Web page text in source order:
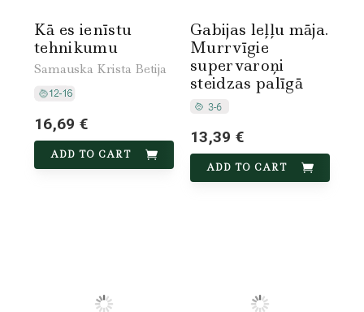
Kā es ienīstu
tehnikumu
Samauska Krista Betija
16,69 €
ADD TO CART
Gabijas leļļu māja.
Murrvīgie
supervaroņi
steidzas palīgā
13,39 €
ADD TO CART